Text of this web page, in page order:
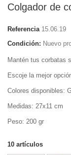
Colgador de
Referencia 15.06.19
Condición: Nuevo
Mantén tus corbatas
Escoje la mejor
Colores disponibles:
Medidas: 27x11 cm
Peso: 200 gr
10 artículos